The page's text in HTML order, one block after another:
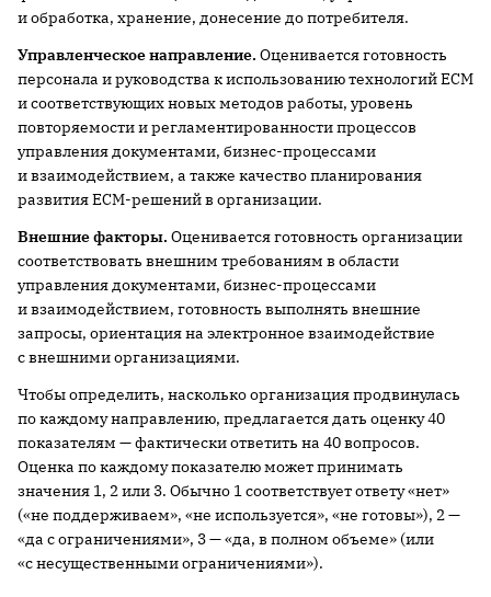
и обработка, хранение, донесение до потребителя.
Управленческое направление. Оценивается готовность
персонала и руководства к использованию технологий ECM
и соответствующих новых методов работы, уровень
повторяемости и регламентированности процессов
управления документами, бизнес-процессами
и взаимодействием, а также качество планирования
развития ECM-решений в организации.
Внешние факторы. Оценивается готовность организации
соответствовать внешним требованиям в области
управления документами, бизнес-процессами
и взаимодействием, готовность выполнять внешние
запросы, ориентация на электронное взаимодействие
с внешними организациями.
Чтобы определить, насколько организация продвинулась
по каждому направлению, предлагается дать оценку 40
показателям — фактически ответить на 40 вопросов.
Оценка по каждому показателю может принимать
значения 1, 2 или 3. Обычно 1 соответствует ответу «нет»
(«не поддерживаем», «не используется», «не готовы»), 2 —
«да с ограничениями», 3 — «да, в полном объеме» (или
«с несущественными ограничениями»).